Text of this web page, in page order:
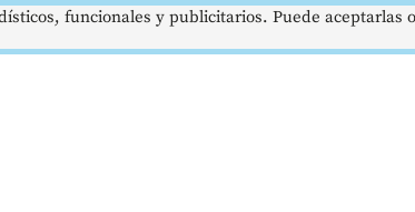
funcionales y publicitarios. Puede aceptarlas